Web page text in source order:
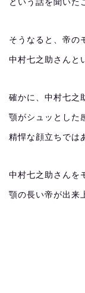
という話を聞いた
そうなると、帝の
中村七之助さんと
確かに、中村七之
顎がシュッとした
精悍な顔立ちでは
中村七之助さんを
顎の長い帝が出来